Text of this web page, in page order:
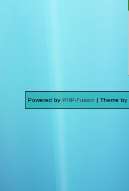
Powered by PHP-Fusion | Theme by